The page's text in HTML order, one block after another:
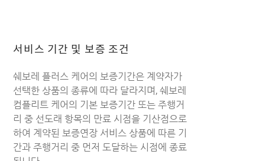
서비스 기간 및 보증 조건
쉐보레 플러스 케어의 보증기간은 계약자가
선택한 상품의 종류에 따라 달라지며, 쉐보레
컴플리트 케어의 기본 보증기간 또는 주행거
리 중 선도래 항목의 만료 시점을 기산점으로
하여 계약된 보증연장 서비스 상품에 따른 기
간과 주행거리 중 먼저 도달하는 시점에 종료